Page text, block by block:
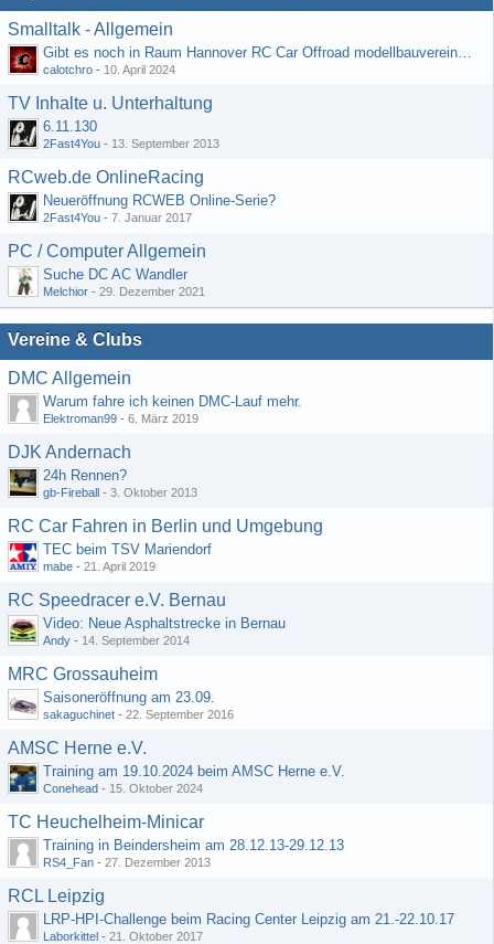
Smalltalk - Allgemein
Gibt es noch in Raum Hannover RC Car Offroad modellbauvereine, habe selbst schon gegoogelt aber erfolglos
calotchro - 10. April 2024
TV Inhalte u. Unterhaltung
6.11.130
2Fast4You - 13. September 2013
RCweb.de OnlineRacing
Neueröffnung RCWEB Online-Serie?
2Fast4You - 7. Januar 2017
PC / Computer Allgemein
Suche DC AC Wandler
Melchior - 29. Dezember 2021
Vereine & Clubs
DMC Allgemein
Warum fahre ich keinen DMC-Lauf mehr.
Elektroman99 - 6. März 2019
DJK Andernach
24h Rennen?
gb-Fireball - 3. Oktober 2013
RC Car Fahren in Berlin und Umgebung
TEC beim TSV Mariendorf
mabe - 21. April 2019
RC Speedracer e.V. Bernau
Video: Neue Asphaltstrecke in Bernau
Andy - 14. September 2014
MRC Grossauheim
Saisoneröffnung am 23.09.
sakaguchinet - 22. September 2016
AMSC Herne e.V.
Training am 19.10.2024 beim AMSC Herne e.V.
Conehead - 15. Oktober 2024
TC Heuchelheim-Minicar
Training in Beindersheim am 28.12.13-29.12.13
RS4_Fan - 27. Dezember 2013
RCL Leipzig
LRP-HPI-Challenge beim Racing Center Leipzig am 21.-22.10.17
Laborkittel - 21. Oktober 2017